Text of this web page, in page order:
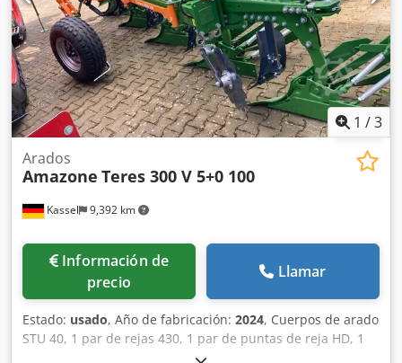
1 /3
Kassel 9,392 km
Arados
Amazone Teres 300 V 5+0 100
Información de
precio
Llamar
Estado: usado, Año de fabricación: 2024, Cuerpos de arado
STU 40, 1 par de rejas 430, 1 par de puntas de reja HD, 1
par / vástago de abridor previo para altura de bastidor 80